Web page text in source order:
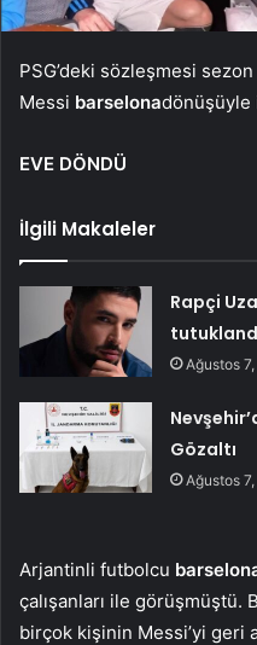
PSG’deki sözleşmesi
Messi barselonadönüşüyle
EVE DÖNDÜ
İlgili Makaleler
Rapçi
Ağustos
Gözaltı
Ağustos
Arjantinli futbolcu
çalışanları ile görüşmüştü.
birçok kişinin Messi’yi geri